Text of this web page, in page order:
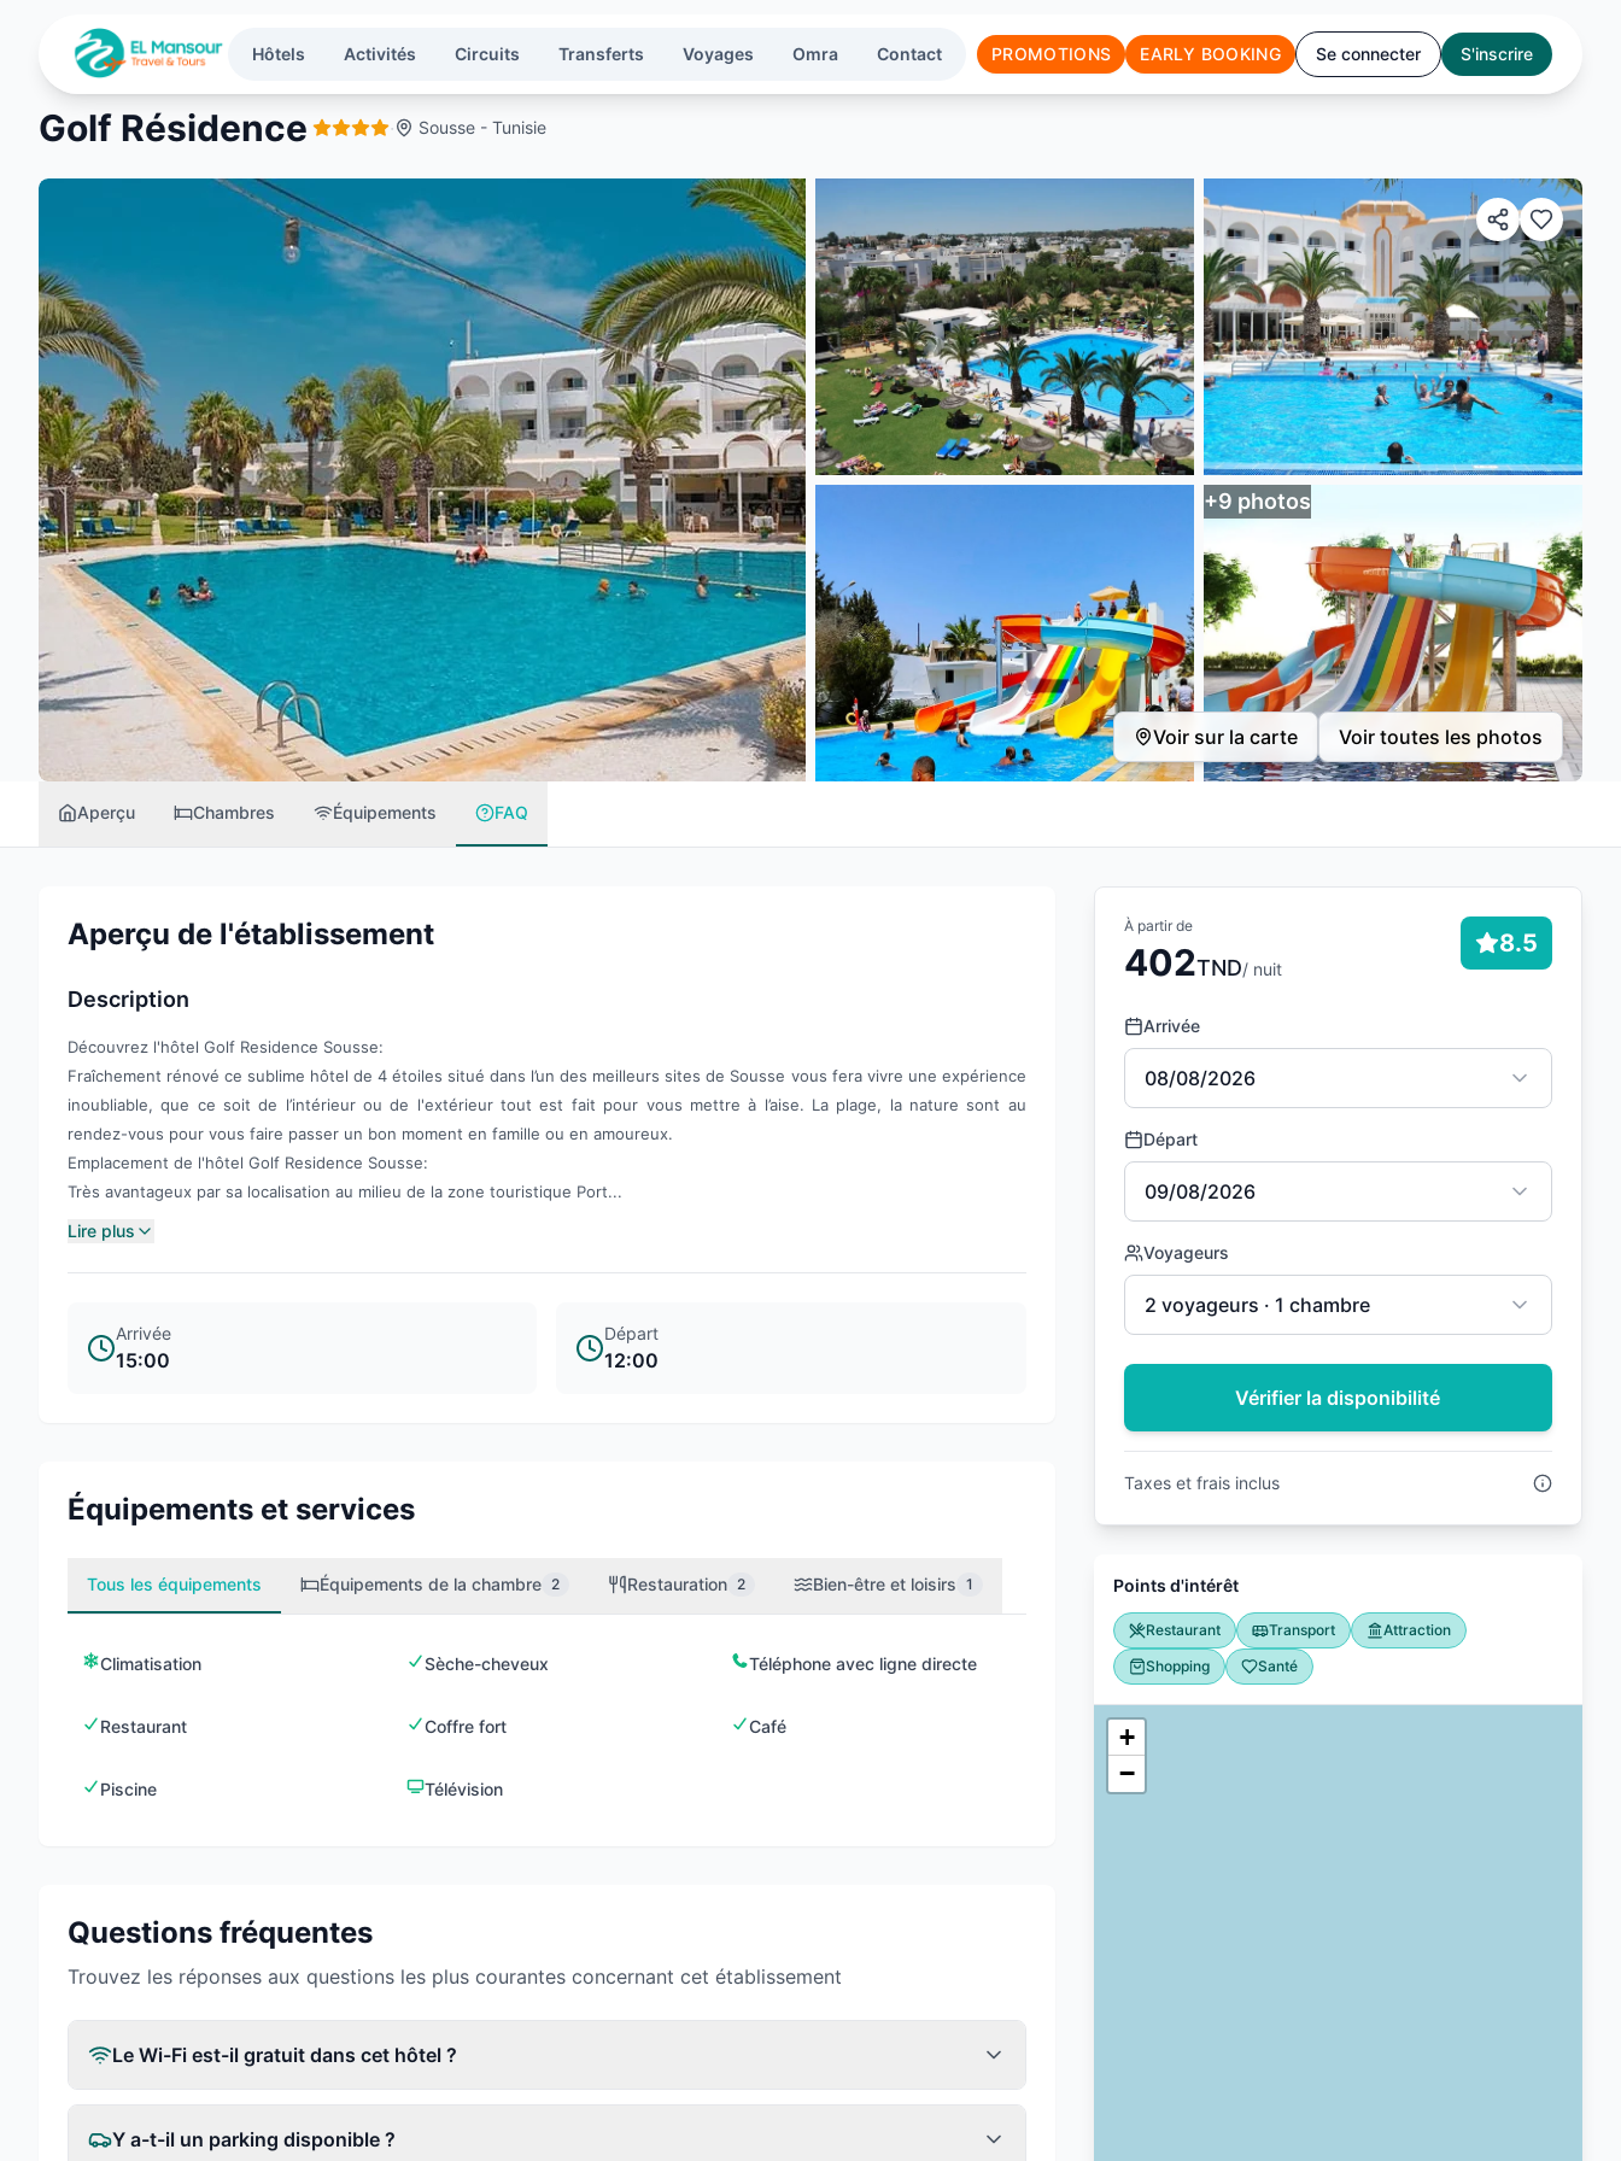
Hôtels Activités Circuits Transferts Voyages Omra Contact PROMOTIONS EARLY BOOKING Se connecter S'inscrire
Golf Résidence · Sousse - Tunisie
+9 photos
Voir sur la carte Voir toutes les photos
Aperçu Chambres Équipements FAQ
Aperçu de l'établissement
Description
Découvrez l'hôtel Golf Residence Sousse:
Fraîchement rénové ce sublime hôtel de 4 étoiles situé dans l’un des meilleurs sites de Sousse vous fera vivre une expérience
inoubliable, que ce soit de l’intérieur ou de l'extérieur tout est fait pour vous mettre à l’aise. La plage, la nature sont au
rendez-vous pour vous faire passer un bon moment en famille ou en amoureux.
Emplacement de l'hôtel Golf Residence Sousse:
Très avantageux par sa localisation au milieu de la zone touristique Port...
Lire plus
Arrivée
15:00
Départ
12:00
Équipements et services
Tous les équipements Équipements de la chambre 2 Restauration 2 Bien-être et loisirs 1
Climatisation Sèche-cheveux Téléphone avec ligne directe
Restaurant Coffre fort Café
Piscine Télévision
Questions fréquentes
Trouvez les réponses aux questions les plus courantes concernant cet établissement
Le Wi-Fi est-il gratuit dans cet hôtel ?
Y a-t-il un parking disponible ?
À partir de
402TND/ nuit
8.5
Arrivée
08/08/2026
Départ
09/08/2026
Voyageurs
2 voyageurs · 1 chambre
Vérifier la disponibilité
Taxes et frais inclus
Points d'intérêt
Restaurant Transport
Attraction
Shopping
Santé
+
−